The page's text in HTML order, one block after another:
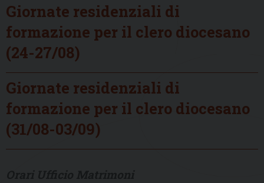
Giornate residenziali di
formazione per il clero diocesano
(24-27/08)
Giornate residenziali di
formazione per il clero diocesano
(31/08-03/09)